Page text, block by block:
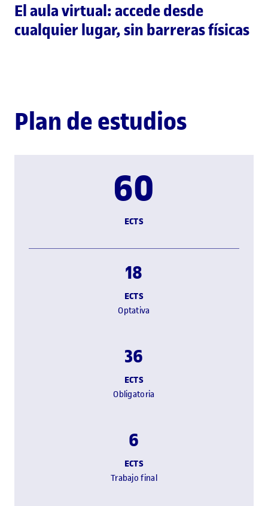
El aula virtual: accede desde
cualquier lugar, sin barreras físicas
Plan de estudios
60
ECTS
18
ECTS
Optativa
36
ECTS
Obligatoria
6
ECTS
Trabajo final